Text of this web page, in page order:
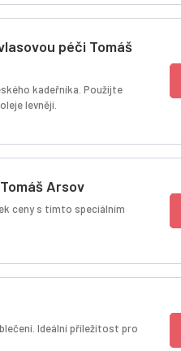
péči Tomáš
kadeřníka. Použijte
levněji.
Arsov
ceny s tímto speciálním
Ideální příležitost pro